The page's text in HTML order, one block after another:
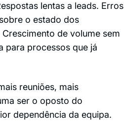
lentas a leads. Erros
o estado dos
de volume sem
para processos que já
reuniões, mais
ser o oposto do
dependência da equipa.